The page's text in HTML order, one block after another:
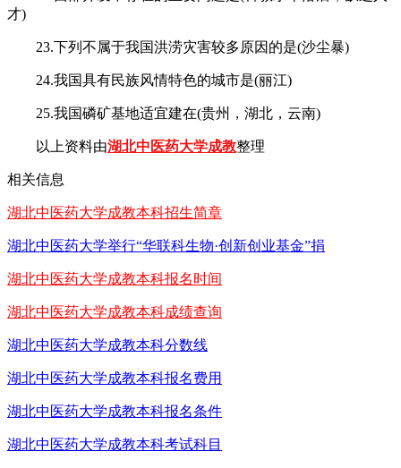
才)
23.下列不属于我国洪涝灾害较多原因的是(沙尘暴)
24.我国具有民族风情特色的城市是(丽江)
25.我国磷矿基地适宜建在(贵州，湖北，云南)
以上资料由湖北中医药大学成教整理
相关信息
湖北中医药大学成教本科招生简章
湖北中医药大学举行“华联科生物·创新创业基金”捐
湖北中医药大学成教本科报名时间
湖北中医药大学成教本科成绩查询
湖北中医药大学成教本科分数线
湖北中医药大学成教本科报名费用
湖北中医药大学成教本科报名条件
湖北中医药大学成教本科考试科目